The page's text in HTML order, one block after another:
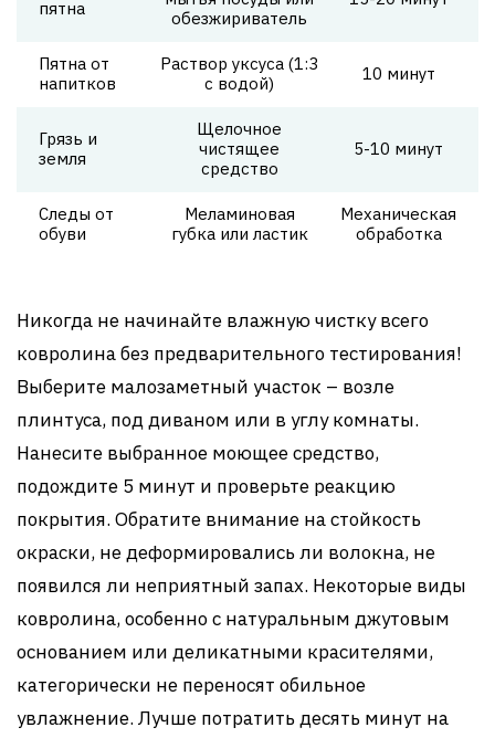
пятна
обезжириватель
Пятна от
напитков
Раствор уксуса (1:3
с водой)
10 минут
Грязь и
земля
Щелочное
чистящее
средство
5-10 минут
Следы от
обуви
Меламиновая
губка или ластик
Механическая
обработка
Никогда не начинайте влажную чистку всего
ковролина без предварительного тестирования!
Выберите малозаметный участок – возле
плинтуса, под диваном или в углу комнаты.
Нанесите выбранное моющее средство,
подождите 5 минут и проверьте реакцию
покрытия. Обратите внимание на стойкость
окраски, не деформировались ли волокна, не
появился ли неприятный запах. Некоторые виды
ковролина, особенно с натуральным джутовым
основанием или деликатными красителями,
категорически не переносят обильное
увлажнение. Лучше потратить десять минут на